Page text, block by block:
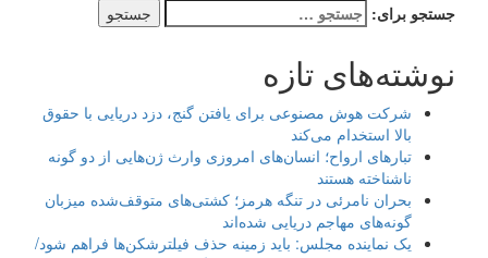
جستجو برای:
نوشته‌های تازه
شرکت هوش مصنوعی برای یافتن گنج، دزد دریایی با حقوق
بالا استخدام می‌کند
تبارهای ارواح؛ انسان‌های امروزی وارث ژن‌هایی از دو گونه
ناشناخته هستند
بحران نامرئی در تنگه هرمز؛ کشتی‌های متوقف‌شده میزبان
گونه‌های مهاجم دریایی شده‌اند
یک نماینده مجلس: باید زمینه حذف فیلترشکن‌ها فراهم شود/